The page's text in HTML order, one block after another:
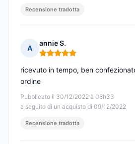
Recensione tradotta
A
annie S.
Nota: 5 su 5
Pubblicato il 30/12/2022 à 08h33
a seguito di un acquisto di 09/12/2022
ricevuto in tempo, ben
ordine
Recensione tradotta